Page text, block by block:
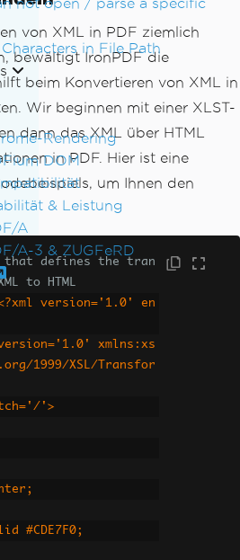
not open / parse a specific
in File Path
Rendering
DOM
& Leistung
A
A-3 & ZUGFeRD
von XML in PDF ziemlich
bewältigt IronPDF die
beim Konvertieren von XML in
Wir beginnen mit einer XLST-
dann das XML über HTML
in PDF. Hier ist eine
um Ihnen den
that defines the tran
to HTML
version='1.0' en
xmlns:xs
1999/XSL/Transfor
'>
#CDE7F0;